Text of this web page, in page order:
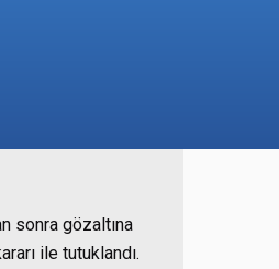
sonra gözaltına
ile tutuklandı.